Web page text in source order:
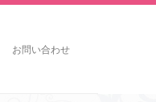
お問い合わせ